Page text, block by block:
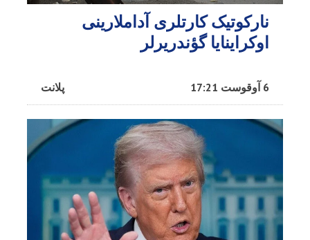
نارکوتیک کارتلری آداملارینی
اوکراینایا گؤندریرلر
پلانت 6 آوقوست 17:21